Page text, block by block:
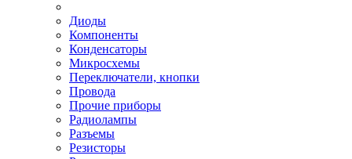
Диоды
Компоненты
Конденсаторы
Микросхемы
Переключатели, кнопки
Провода
Прочие приборы
Радиолампы
Разъемы
Резисторы